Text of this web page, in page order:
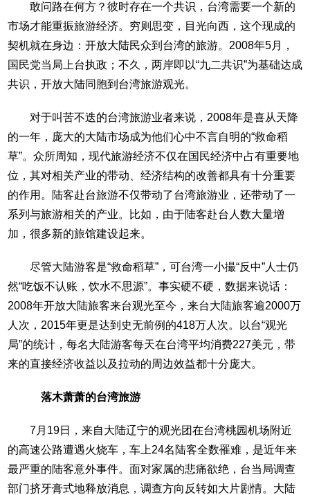
敢问路在何方？彼时存在一个共识，台湾需要一个新的
市场才能重振旅游经济。穷则思变，目光向西，这个现成的
契机就在身边：开放大陆民众到台湾的旅游。2008年5月，
国民党当局上台执政；不久，两岸即以“九二共识”为基础达成
共识，开放大陆同胞到台湾旅游观光。
对于叫苦不迭的台湾旅游业者来说，2008年是喜从天降
的一年，庞大的大陆市场成为他们心中不言自明的“救命稻
草”。众所周知，现代旅游经济不仅在国民经济中占有重要地
位，其对相关产业的带动、经济结构的改善都具有十分重要
的作用。陆客赴台旅游不仅带动了台湾旅游业，还带动了一
系列与旅游相关的产业。比如，由于陆客赴台人数大量增
加，很多新的旅馆建设起来。
尽管大陆游客是“救命稻草”，可台湾一小撮“反中”人士仍
然“吃饭不认账，饮水不思源”。事实硬不硬，数据来说话：
2008年开放大陆旅客来台观光至今，来台大陆旅客逾2000万
人次，2015年更是达到史无前例的418万人次。以台“观光
局”的统计，每名大陆游客每天在台湾平均消费227美元，带
来的直接经济收益以及拉动的周边效益都十分庞大。
落木萧萧的台湾旅游
7月19日，来自大陆辽宁的观光团在台湾桃园机场附近
的高速公路遭遇火烧车，车上24名陆客全数罹难，是近年来
最严重的陆客意外事件。面对家属的悲痛欲绝，台当局调查
部门挤牙膏式地释放消息，调查方向反转如大片剧情。大陆